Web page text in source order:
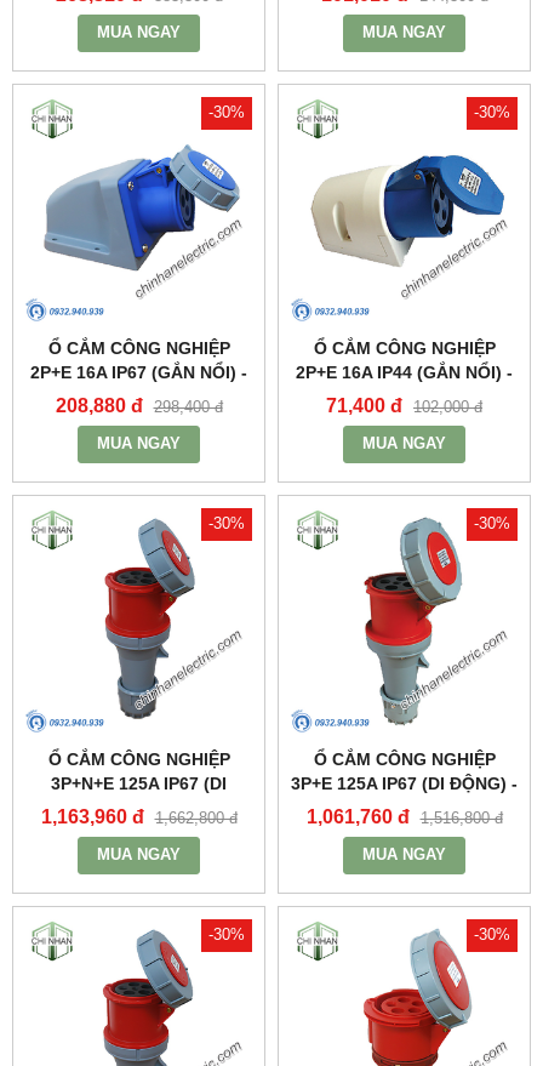
MUA NGAY MUA NGAY
-30%
Ổ CẮM CÔNG NGHIỆP
2P+E 16A IP67 (GẮN NỔI) -
MPN1132 - MPE
208,880 đ 298,400 đ
MUA NGAY
-30%
Ổ CẮM CÔNG NGHIỆP
2P+E 16A IP44 (GẮN NỔI) -
MPN113 - MPE
71,400 đ 102,000 đ
MUA NGAY
-30%
Ổ CẮM CÔNG NGHIỆP
3P+N+E 125A IP67 (DI
ĐỘNG) - MPN2452 - MPE
1,163,960 đ 1,662,800 đ
MUA NGAY
-30%
Ổ CẮM CÔNG NGHIỆP
3P+E 125A IP67 (DI ĐỘNG) -
MPN2442 - MPE
1,061,760 đ 1,516,800 đ
MUA NGAY
-30% -30%